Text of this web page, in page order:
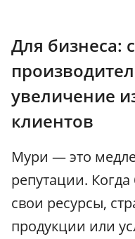
Для бизнеса:
увеличение
клиентов
Мури — это
репутации.
свои ресурсы,
продукции или